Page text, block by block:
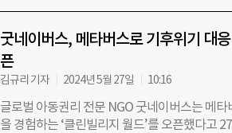
굿네이버스, 메타버스로 기후위기 대
픈
김규리 기자 2024년 5월 27일 10:16
글로벌 아동권리 전문 NGO 굿네이버스는 메
을 경험하는 ‘클린빌리지 월드’를 오픈했다고